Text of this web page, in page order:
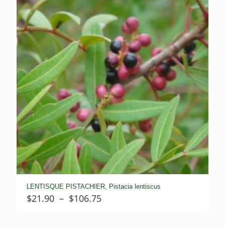
$503.00
LENTISQUE PISTACHIER, Pistacia lentiscus
$21.90 – $106.75Plage